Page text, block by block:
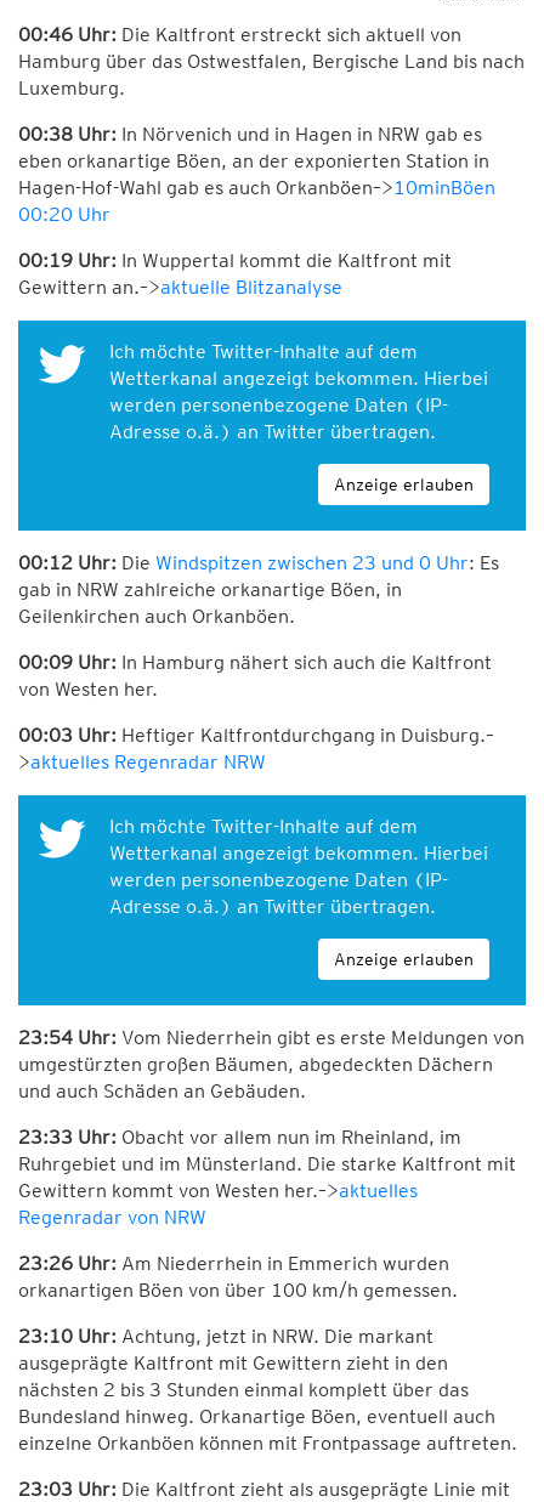
00:46 Uhr: Die Kaltfront erstreckt sich aktuell von
Hamburg über das Ostwestfalen, Bergische Land bis nach
Luxemburg.
00:38 Uhr: In Nörvenich und in Hagen in NRW gab es
eben orkanartige Böen, an der exponierten Station in
Hagen-Hof-Wahl gab es auch Orkanböen–>10minBöen
00:20 Uhr
00:19 Uhr: In Wuppertal kommt die Kaltfront mit
Gewittern an.–>aktuelle Blitzanalyse
Ich möchte Twitter-Inhalte auf dem
Wetterkanal angezeigt bekommen. Hierbei
werden personenbezogene Daten (IP-
Adresse o.ä.) an Twitter übertragen.
Anzeige erlauben
00:12 Uhr: Die Windspitzen zwischen 23 und 0 Uhr: Es
gab in NRW zahlreiche orkanartige Böen, in
Geilenkirchen auch Orkanböen.
00:09 Uhr: In Hamburg nähert sich auch die Kaltfront
von Westen her.
00:03 Uhr: Heftiger Kaltfrontdurchgang in Duisburg.–
>aktuelles Regenradar NRW
Ich möchte Twitter-Inhalte auf dem
Wetterkanal angezeigt bekommen. Hierbei
werden personenbezogene Daten (IP-
Adresse o.ä.) an Twitter übertragen.
Anzeige erlauben
23:54 Uhr: Vom Niederrhein gibt es erste Meldungen von
umgestürzten großen Bäumen, abgedeckten Dächern
und auch Schäden an Gebäuden.
23:33 Uhr: Obacht vor allem nun im Rheinland, im
Ruhrgebiet und im Münsterland. Die starke Kaltfront mit
Gewittern kommt von Westen her.–>aktuelles
Regenradar von NRW
23:26 Uhr: Am Niederrhein in Emmerich wurden
orkanartigen Böen von über 100 km/h gemessen.
23:10 Uhr: Achtung, jetzt in NRW. Die markant
ausgeprägte Kaltfront mit Gewittern zieht in den
nächsten 2 bis 3 Stunden einmal komplett über das
Bundesland hinweg. Orkanartige Böen, eventuell auch
einzelne Orkanböen können mit Frontpassage auftreten.
23:03 Uhr: Die Kaltfront zieht als ausgeprägte Linie mit